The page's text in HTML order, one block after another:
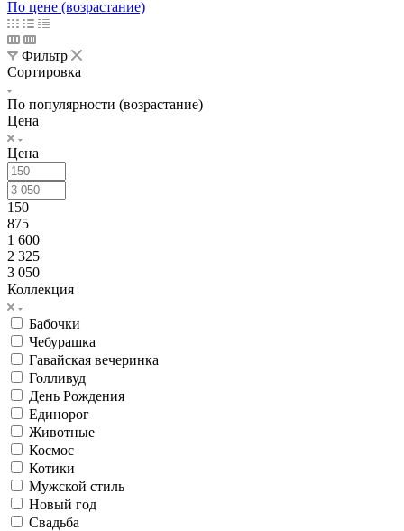
По цене (возрастание)
Фильтр
Сортировка
По популярности (возрастание)
Цена
Цена
150
875
1 600
2 325
3 050
Коллекция
Бабочки
Чебурашка
Гавайская вечеринка
Голливуд
День Рождения
Единорог
Животные
Космос
Котики
Мужской стиль
Новый год
Свадьба